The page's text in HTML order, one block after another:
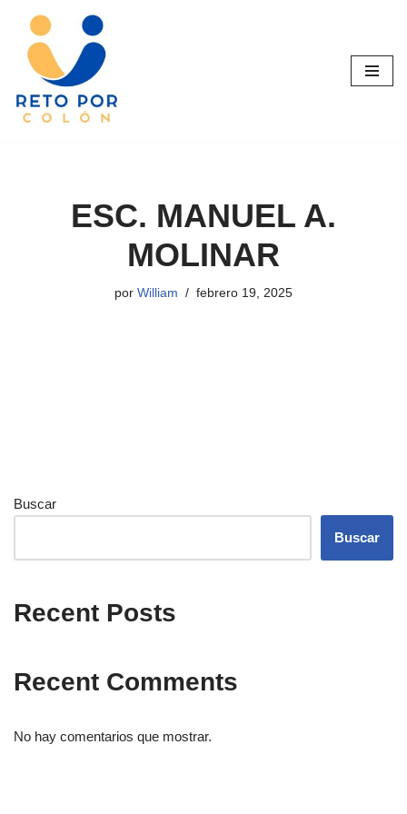
Saltar
contenido
ESC. MANUEL A.
MOLINAR
por William febrero 19, 2025
Buscar
Buscar
Recent Posts
Recent Comments
No hay comentarios que mostrar.